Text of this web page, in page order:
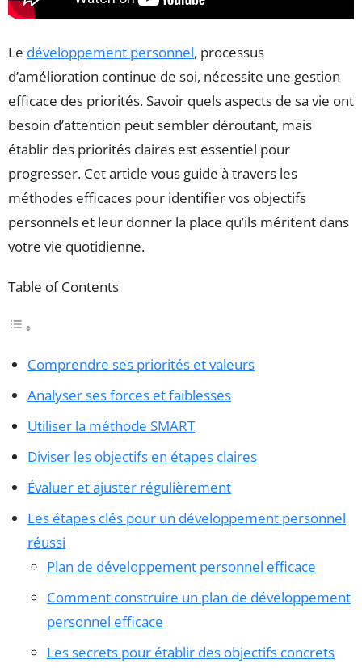
Le développement personnel, processus
d’amélioration continue de soi, nécessite une gestion
efficace des priorités. Savoir quels aspects de sa vie ont
besoin d’attention peut sembler déroutant, mais
établir des priorités claires est essentiel pour
progresser. Cet article vous guide à travers les
méthodes efficaces pour identifier vos objectifs
personnels et leur donner la place qu’ils méritent dans
votre vie quotidienne.
Table of Contents
Comprendre ses priorités et valeurs
Analyser ses forces et faiblesses
Utiliser la méthode SMART
Diviser les objectifs en étapes claires
Évaluer et ajuster régulièrement
Les étapes clés pour un développement personnel
réussi
Plan de développement personnel efficace
Comment construire un plan de développement
personnel efficace
Les secrets pour établir des objectifs concrets